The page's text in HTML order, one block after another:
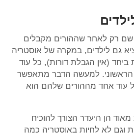
שם רק לאחר שההורים מקבלים
גם לילדים, במקרה של אוסטריה
ביחד (אין הגבלת דורות), כל עוד
למעשה הדבר מתאפשר
עוד אחד מההורים שלהם הוא
הן היעדר הצורך להוכיח
וגם לא לחיות באוסטריה כמה